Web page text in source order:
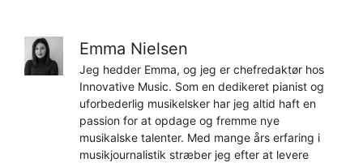
Emma Nielsen
Jeg hedder Emma, og jeg er chefredaktør hos
Innovative Music. Som en dedikeret pianist og
uforbederlig musikelsker har jeg altid haft en
passion for at opdage og fremme nye
musikalske talenter. Med mange års erfaring i
musikjournalistik stræber jeg efter at levere